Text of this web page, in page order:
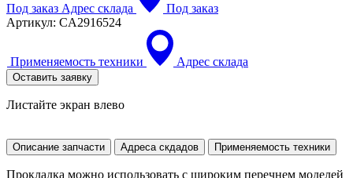
Под заказ Адрес склада
Под заказ
Артикул: CA2916524
Применяемость техники Адрес склада
Оставить заявку
Листайте экран влево
Описание запчасти Адреса скдадов Применяемость техники
Прокладка можно использовать с широким перечнем моделей